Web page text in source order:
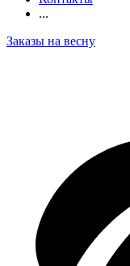
...
Заказы на весну